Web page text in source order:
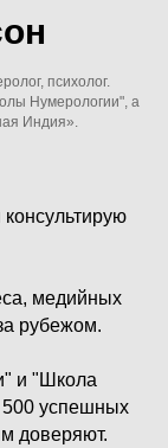
психолог.
Нумерологии", а
Индия».
медийных
рубежом.
и "Школа
500 успешных
доверяют.